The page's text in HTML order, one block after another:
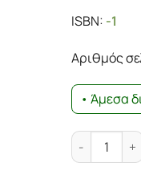
ISBN: -1
Αριθμός
• Άμεσα
Λουλούδια